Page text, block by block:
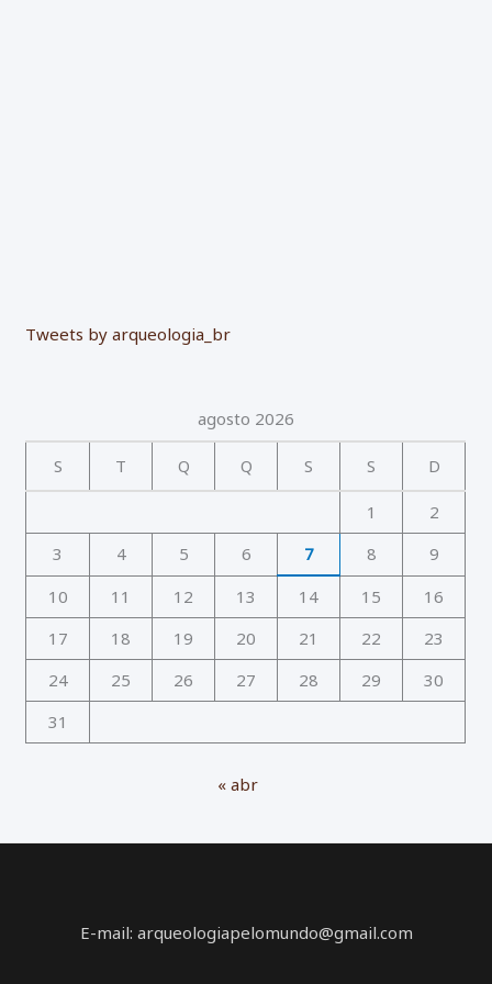
Tweets by arqueologia_br
agosto 2026
S T Q Q S S D
1
2
3
4 5 6 7 8
9
10
11 12 13 14 15
16
17
18 19 20 21 22
23
24
25 26 27 28 29
30
31
« abr
E-mail: arqueologiapelomundo@gmail.com